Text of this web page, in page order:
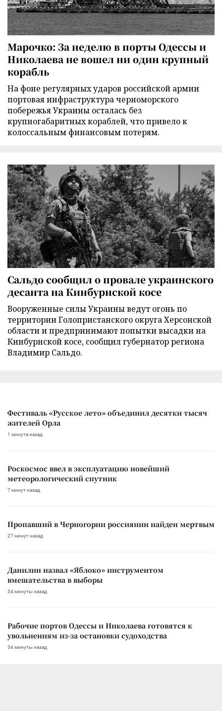
Марочко: За неделю в порты Одессы и
Николаева не вошел ни один крупный
корабль
На фоне регулярных ударов российской армии
портовая инфраструктура черноморского
побережья Украины осталась без
крупногабаритных кораблей, что привело к
колоссальным финансовым потерям.
Сальдо сообщил о провале украинского
десанта на Кинбурнской косе
Вооруженные силы Украины ведут огонь по
территории Голопристанского округа Херсонской
области и предпринимают попытки высадки на
Кинбурнской косе, сообщил губернатор региона
Владимир Сальдо.
Фестиваль «Русское лето» объединил десятки тысяч
жителей Орла
1 минута назад
Роскосмос ввел в эксплуатацию новейший
метеорологический спутник
7 минут назад
Пропавший в Черногории россиянин найден мертвым
27 минут назад
Данилин назвал «Яблоко» инструментом
вмешательства в выборы
34 минуты назад
Рабочие портов Одессы и Николаева готовятся к
увольнениям из-за остановки судоходства
34 минуты назад